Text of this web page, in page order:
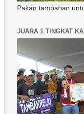
Pakan tambahan
JUARA 1 TINGKAT